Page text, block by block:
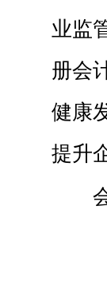
业监
册会
健康
提升